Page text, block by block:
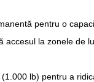
pentru o
accesul la zonele de
lb) pentru a